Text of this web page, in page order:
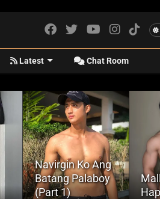
Latest Chat Room
Mall CR
Happening